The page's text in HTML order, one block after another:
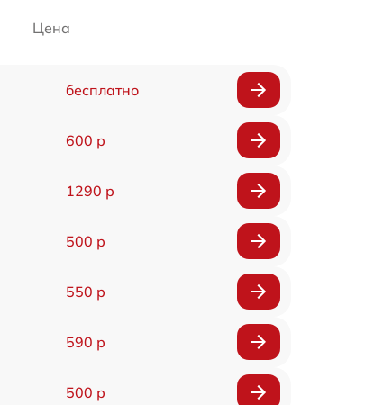
Цена
бесплатно
600 р
1290 р
500 р
550 р
590 р
500 р